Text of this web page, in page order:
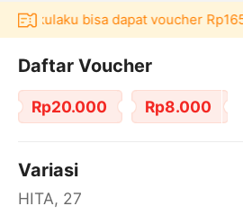
Akulaku bisa dapat voucher
Daftar Voucher
Rp20.000 Rp8.000
Variasi
HITA, 27